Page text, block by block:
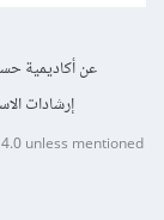
عن أكاديمية
إرشادات
unless mentioned